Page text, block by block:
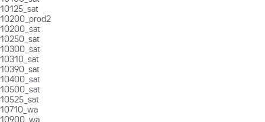
10125_sat
10200_prod2
10200_sat
10250_sat
10300_sat
10310_sat
10390_sat
10400_sat
10500_sat
10525_sat
10710_wa
10900_wa